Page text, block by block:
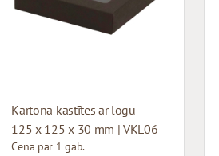
Kartona kastītes ar logu
125 x 125 x 30 mm | VKL06
Cena par 1 gab.